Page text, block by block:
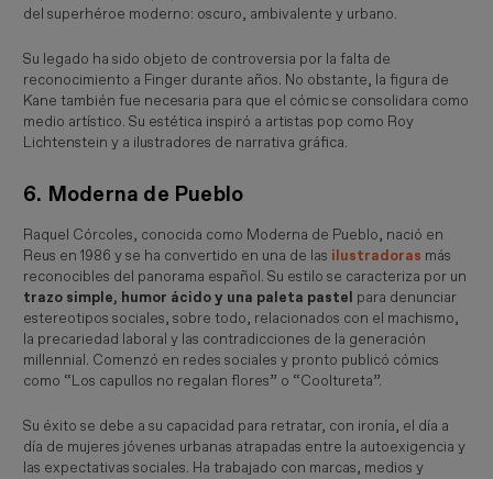
del superhéroe moderno: oscuro, ambivalente y urbano.
Su legado ha sido objeto de controversia por la falta de
reconocimiento a Finger durante años. No obstante, la figura de
Kane también fue necesaria para que el cómic se consolidara como
medio artístico. Su estética inspiró a artistas pop como Roy
Lichtenstein y a ilustradores de narrativa gráfica.
6. Moderna de Pueblo
Raquel Córcoles, conocida como Moderna de Pueblo, nació en
Reus en 1986 y se ha convertido en una de las ilustradoras más
reconocibles del panorama español. Su estilo se caracteriza por un
trazo simple, humor ácido y una paleta pastel para denunciar
estereotipos sociales, sobre todo, relacionados con el machismo,
la precariedad laboral y las contradicciones de la generación
millennial. Comenzó en redes sociales y pronto publicó cómics
como “Los capullos no regalan flores” o “Cooltureta”.
Su éxito se debe a su capacidad para retratar, con ironía, el día a
día de mujeres jóvenes urbanas atrapadas entre la autoexigencia y
las expectativas sociales. Ha trabajado con marcas, medios y